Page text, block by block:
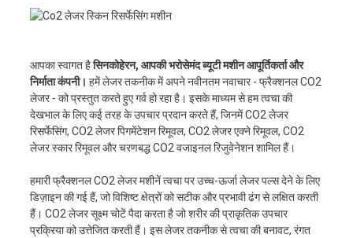
आपका स्वागत हैसिनकोहेरन, आपकी भरोसेमंद ब्यूटी मशीन आपूर्तिकर्ता और
निर्माता कंपनी। हमें लेजर तकनीक में अपने नवीनतम नवाचार - फ्रैक्शनल CO2
लेजर - को प्रस्तुत करते हुए गर्व हो रहा है। इसके माध्यम से हम त्वचा की
देखभाल के लिए कई तरह के उपचार प्रदान करते हैं, जिनमें CO2 लेजर
रिसर्फेसिंग, CO2 लेजर पिगमेंटेशन रिमूवल, CO2 लेजर एक्ने रिमूवल, CO2
लेजर स्कार रिमूवल और चरणबद्ध CO2 वजाइनल रिजुवेनेशन शामिल हैं।
हमारी फ्रैक्शनल CO2 लेजर मशीनें त्वचा पर उच्च-ऊर्जा लेजर पल्स देने के लिए
डिज़ाइन की गई हैं, जो विशिष्ट क्षेत्रों को सटीक और प्रभावी ढंग से लक्षित करती
हैं। CO2 लेजर सूक्ष्म चोटें पैदा करता है जो शरीर की प्राकृतिक उपचार
प्रक्रिया को उत्तेजित करती हैं। इस लेजर तकनीक से त्वचा की बनावट, रंगत